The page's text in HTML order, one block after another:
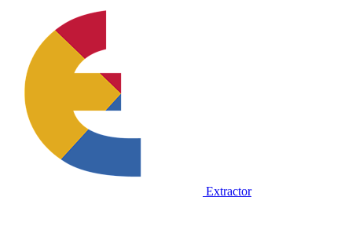
Extractor